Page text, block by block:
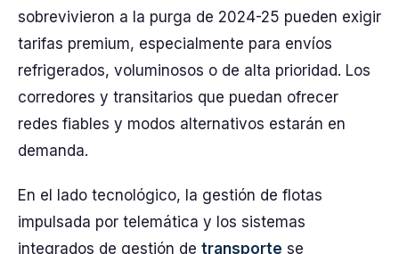
sobrevivieron a la purga de 2024-25 pueden exigir
tarifas premium, especialmente para envíos
refrigerados, voluminosos o de alta prioridad. Los
corredores y transitarios que puedan ofrecer
redes fiables y modos alternativos estarán en
demanda.
En el lado tecnológico, la gestión de flotas
impulsada por telemática y los sistemas
integrados de gestión de transporte se